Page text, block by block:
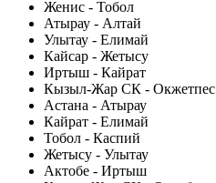
Женис - Тобол
Атырау - Алтай
Улытау - Елимай
Кайсар - Жетысу
Иртыш - Кайрат
Кызыл-Жар СК - Окжетпес
Астана - Атырау
Кайрат - Елимай
Тобол - Каспий
Жетысу - Улытау
Актобе - Иртыш